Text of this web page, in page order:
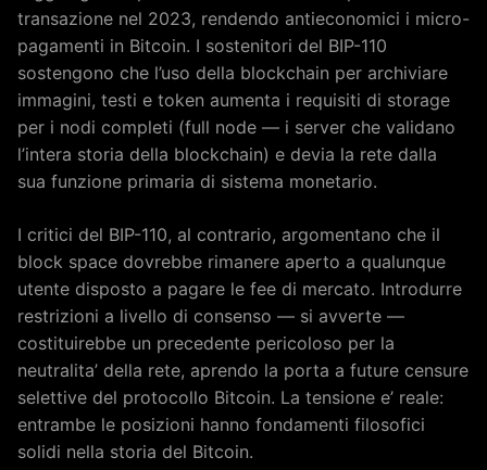
transazione nel 2023, rendendo antieconomici i micro-
pagamenti in Bitcoin. I sostenitori del BIP-110
sostengono che l’uso della blockchain per archiviare
immagini, testi e token aumenta i requisiti di storage
per i nodi completi (full node — i server che validano
l’intera storia della blockchain) e devia la rete dalla
sua funzione primaria di sistema monetario.
I critici del BIP-110, al contrario, argomentano che il
block space dovrebbe rimanere aperto a qualunque
utente disposto a pagare le fee di mercato. Introdurre
restrizioni a livello di consenso — si avverte —
costituirebbe un precedente pericoloso per la
neutralita’ della rete, aprendo la porta a future censure
selettive del protocollo Bitcoin. La tensione e’ reale:
entrambe le posizioni hanno fondamenti filosofici
solidi nella storia del Bitcoin.